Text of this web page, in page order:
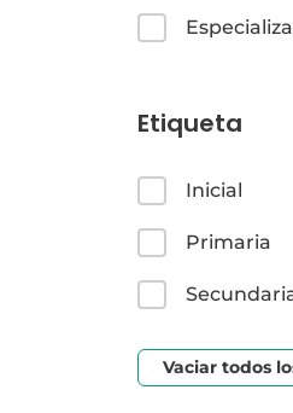
Etiqueta
Inicial
Primaria
Vaciar todos